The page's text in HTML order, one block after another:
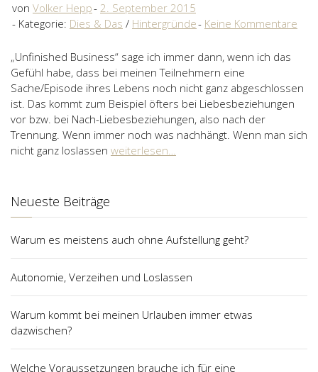
von Volker Hepp 2. September 2015
Kategorie: Dies & Das / Hintergründe Keine Kommentare
„Unfinished Business“ sage ich immer dann, wenn ich das
Gefühl habe, dass bei meinen Teilnehmern eine
Sache/Episode ihres Lebens noch nicht ganz abgeschlossen
ist. Das kommt zum Beispiel öfters bei Liebesbeziehungen
vor bzw. bei Nach-Liebesbeziehungen, also nach der
Trennung. Wenn immer noch was nachhängt. Wenn man sich
nicht ganz loslassen weiterlesen…
Neueste Beiträge
Warum es meistens auch ohne Aufstellung geht?
Autonomie, Verzeihen und Loslassen
Warum kommt bei meinen Urlauben immer etwas
dazwischen?
Welche Voraussetzungen brauche ich für eine